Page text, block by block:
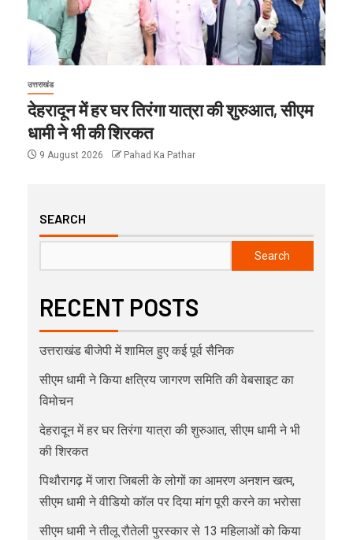
उत्तराखंड
देहरादून में हर घर तिरंगा यात्रा की शुरुआत, सीएम
धामी ने भी की शिरकत
9 August 2026 Pahad Ka Pathar
SEARCH
Search
RECENT POSTS
उत्तराखंड बीजेपी में शामिल हुए कई पूर्व सैनिक
सीएम धामी ने किया क्षत्रिय जागरण समिति की वेबसाइट का
विमोचन
देहरादून में हर घर तिरंगा यात्रा की शुरुआत, सीएम धामी ने भी
की शिरकत
पिथौरागढ़ में जारा जिबली के लोगों का आमरण अनशन खत्म,
सीएम धामी ने वीडियो कॉल पर दिया मांग पूरी करने का भरोसा
सीएम धामी ने तीलू रौतेली पुरस्कार से 13 महिलाओं को किया